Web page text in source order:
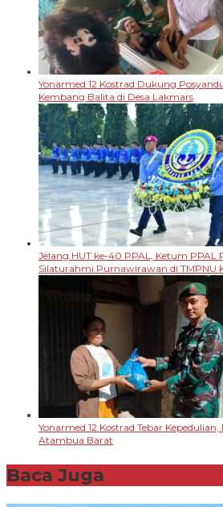
Yonarmed 12 Kostrad Dukung
Kembang Balita di Desa Lakmars
Jelang HUT ke-40 PPAL, Ketum PPAL
Silaturahmi Purnawirawan di TMPNU
Yonarmed 12 Kostrad Tebar
Atambua Barat
Baca Juga